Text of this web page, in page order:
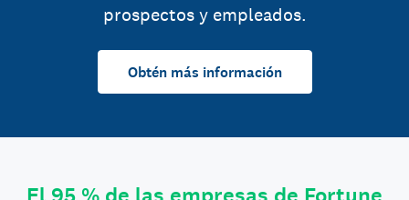
prospectos y empleados.
Obtén más información